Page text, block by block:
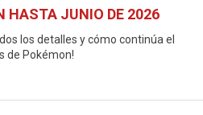
HASTA JUNIO DE 2026
los detalles y cómo continúa el
de Pokémon!